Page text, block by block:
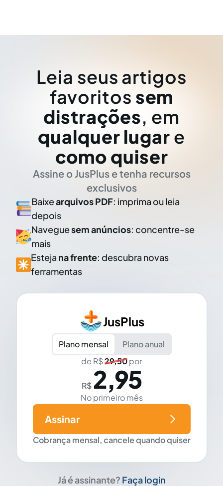
Leia seus artigos
favoritos sem
distrações, em
qualquer lugar e
como quiser
Assine o JusPlus e tenha recursos
exclusivos
Baixearquivos PDF: imprima ou leia
depois
Naveguesem anúncios: concentre-se
mais
Esteja na frente: descubra novas
ferramentas
JusPlus
Plano mensal
Plano anual
de R$29,50por
R$ 2,95
No primeiro mês
Cobrança mensal, cancele quando quiser
Assinar
Já é assinante? Faça login